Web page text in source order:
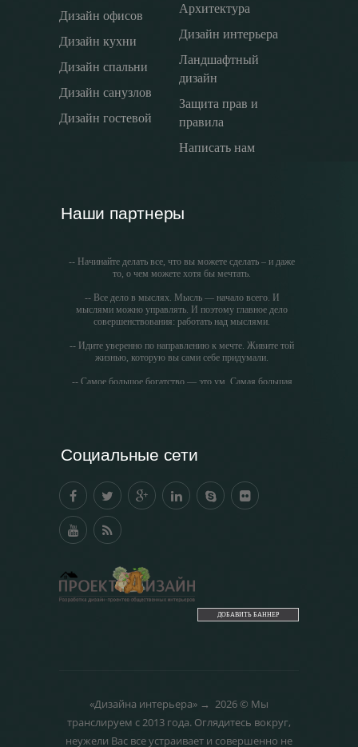
Дизайн офисов
Дизайн кухни
Дизайн спальни
Дизайн санузлов
Дизайн гостевой
Архитектура
Дизайн интерьера
Ландшафтный
дизайн
Защита прав и
правила
Написать нам
Наши партнеры
-- Начинайте делать все, что вы можете сделать – и даже
то, о чем можете хотя бы мечтать.
-- Все дело в мыслях. Мысль — начало всего. И
мыслями можно управлять. И поэтому главное дело
совершенствования: работать над мыслями.
-- Идите уверенно по направлению к мечте. Живите той
жизнью, которую вы сами себе придумали.
-- Самое большое богатство — это ум. Самая большая
полезен никому, кроме того, кто его дал.
дают мне.
Социальные сети
ДОБАВИТЬ БАННЕР
«Дизайна интерьера» → 2026© Мы
транслируем с 2013 года. Оглядитесь вокруг,
неужели Вас все устраивает и совершенно не